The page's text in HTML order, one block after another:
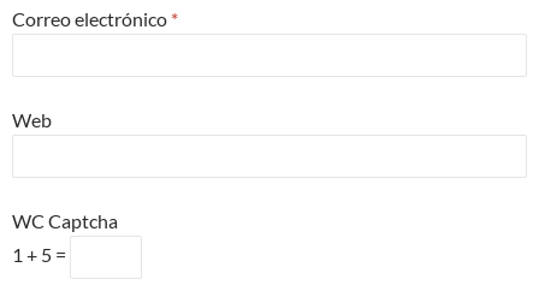
Correo electrónico *
Web
WC Captcha
1 + 5 =